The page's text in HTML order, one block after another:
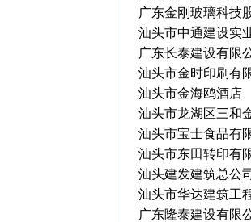
广东金刚玻璃科技
汕头市中通建设实
广东长泰建设有限
汕头市金时印刷有
汕头市金海鸥酒店
汕头市龙湖区三和
汕头市宝士食品有
汕头市东田转印有
汕头建发建筑总公
汕头市华达建筑工
广东隆泰建设有限